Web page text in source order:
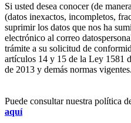
Si usted desea conocer (de
(datos inexactos, incompletos,
suprimir los datos que nos ha
electrónico al correo
trámite a su solicitud de
artículos 14 y 15 de la Ley 1581
de 2013 y demás normas vigentes.
Puede consultar nuestra política
aquí